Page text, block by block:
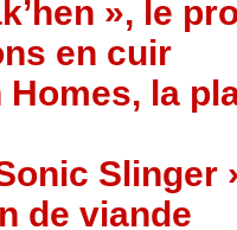
», le
en cuir
Homes, la
Slinger
de viande